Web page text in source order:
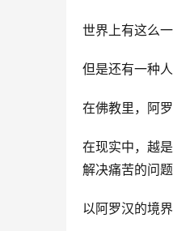
世界上有这么
但是还有一种
在佛教里，阿
在现实中，越
解决痛苦的问
以阿罗汉的境